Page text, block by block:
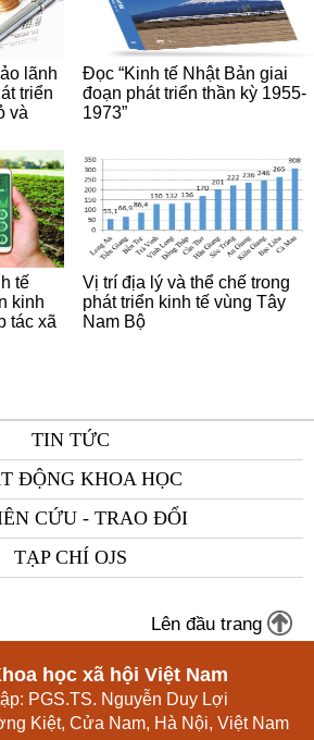
Đọc “Kinh tế Nhật Bản giai
đoạn phát triển thần kỳ 1955-
1973”
lãnh
triển
và
Vị trí địa lý và thể chế trong
phát triển kinh tế vùng Tây
Nam Bộ
tế
kinh
tác xã
TIN TỨC
ĐỘNG KHOA HỌC
CỨU - TRAO ĐỔI
TẠP CHÍ OJS
Lên đầu trang
học xã hội Việt Nam
PGS.TS. Nguyễn Duy Lợi
Kiệt, Cửa Nam, Hà Nội, Việt Nam